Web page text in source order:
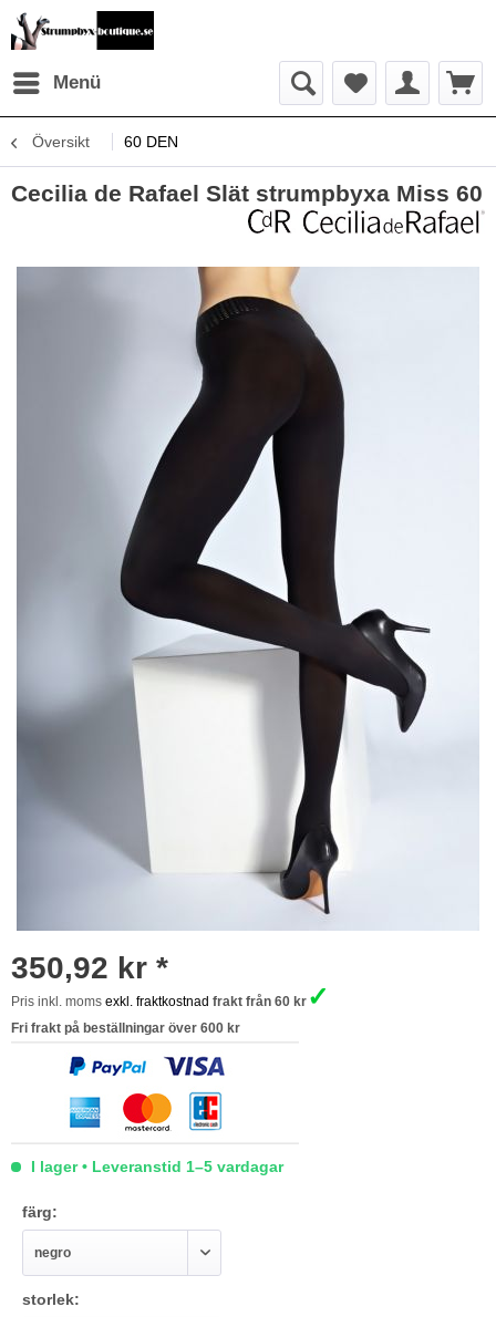
Menü
Översikt 60 DEN
Cecilia de Rafael Slät strumpbyxa Miss 60
350,92 kr *
Pris inkl. moms exkl. fraktkostnad frakt från 60 kr ✓
Fri frakt på beställningar över 600 kr
I lager • Leveranstid 1–5 vardagar
färg:
storlek: